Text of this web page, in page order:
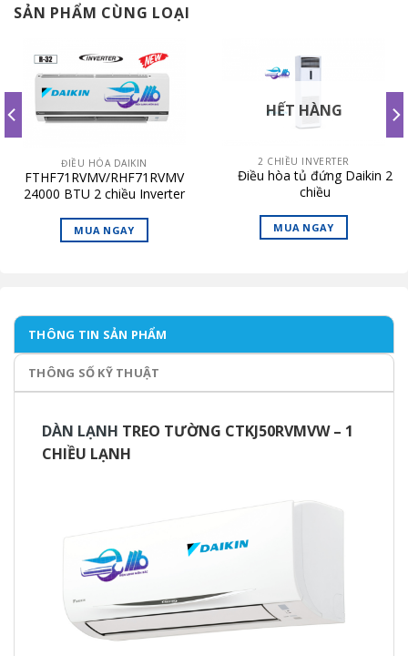
SẢN PHẨM CÙNG LOẠI
ĐIỀU HÒA DAIKIN
FTHF71RVMV/RHF71RVMV
24000 BTU 2 chiều Inverter
MUA NGAY
HẾT HÀNG
2 CHIỀU INVERTER
Điều hòa tủ đứng Daikin 2
chiều
3 pha
MUA NGAY
THÔNG TIN SẢN PHẨM
THÔNG SỐ KỸ THUẬT
DÀN LẠNH TREO TƯỜNG CTKJ50RVMVW – 1
CHIỀU LẠNH